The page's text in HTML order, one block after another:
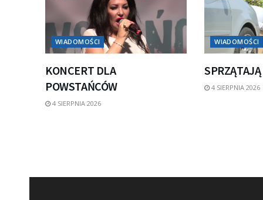
WIADOMOŚCI
KONCERT DLA
POWSTAŃCÓW
4 SIERPNIA 2026
WIADOMOŚCI
4 SIERPNIA 2026